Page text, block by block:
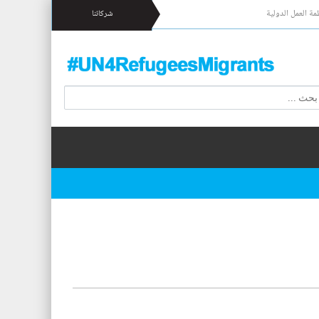
العمل الدولية شركائنا